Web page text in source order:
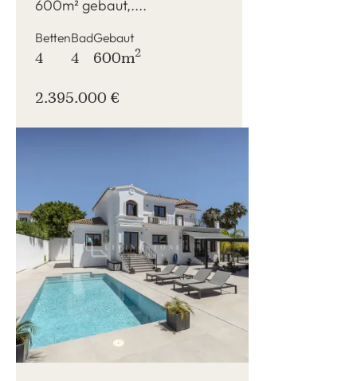
600m² gebaut,....
Betten
4
Bad
4
Gebaut
600m2
2.395.000 €